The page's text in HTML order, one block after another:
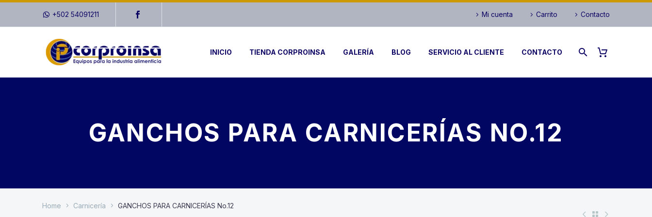
+502 54091211 Mi cuenta Carrito Contacto
INICIO TIENDA CORPROINSA GALERÍA BLOG SERVICIO AL CLIENTE CONTACTO
GANCHOS PARA CARNICERÍAS NO.12
Home Carnicería GANCHOS PARA CARNICERÍAS No.12